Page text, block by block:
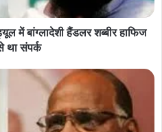
में बांग्लादेशी हैंडलर शब्बीर हाफिज
था संपर्क